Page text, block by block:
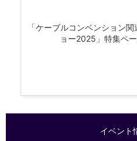
「ケーブルコンベンション
ョー2025」特集ペ
イベント